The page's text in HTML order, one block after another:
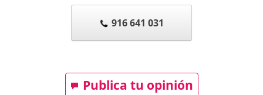
916 641 031
Publica tu opinión